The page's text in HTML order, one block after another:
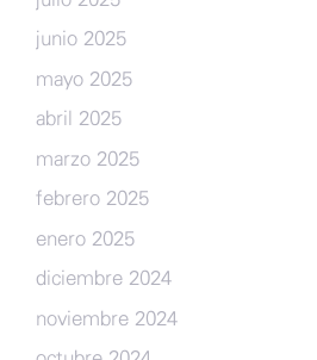
junio 2025
mayo 2025
abril 2025
marzo 2025
febrero 2025
enero 2025
diciembre 2024
noviembre 2024